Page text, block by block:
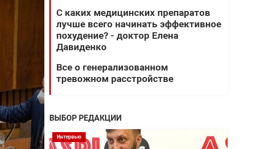
С каких медицинских препаратов
лучше всего начинать эффективное
похудение? - доктор Елена
Давиденко
Все о генерализованном
тревожном расстройстве
ВЫБОР РЕДАКЦИИ
Интервью